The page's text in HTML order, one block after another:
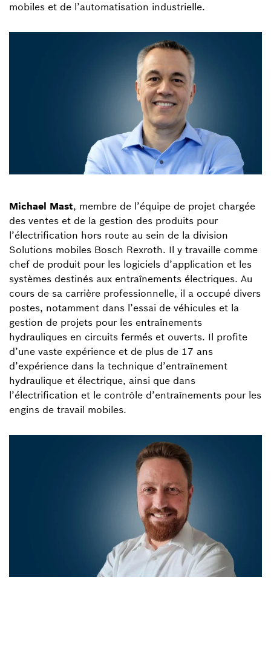
mobiles et de l’automatisation industrielle.
Michael Mast, membre de l’équipe de projet chargée
des ventes et de la gestion des produits pour
l’électrification hors route au sein de la division
Solutions mobiles Bosch Rexroth. Il y travaille comme
chef de produit pour les logiciels d’application et les
systèmes destinés aux entraînements électriques. Au
cours de sa carrière professionnelle, il a occupé divers
postes, notamment dans l’essai de véhicules et la
gestion de projets pour les entraînements
hydrauliques en circuits fermés et ouverts. Il profite
d’une vaste expérience et de plus de 17 ans
d’expérience dans la technique d’entraînement
hydraulique et électrique, ainsi que dans
l’électrification et le contrôle d’entraînements pour les
engins de travail mobiles.